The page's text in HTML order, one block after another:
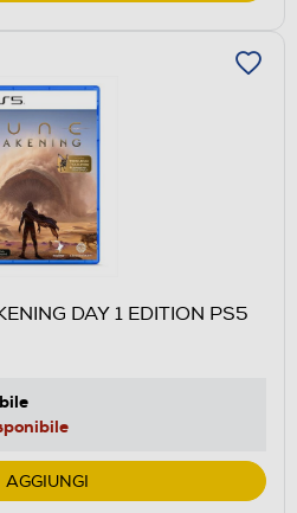
DAY 1 EDITION PS5
AGGIUNGI